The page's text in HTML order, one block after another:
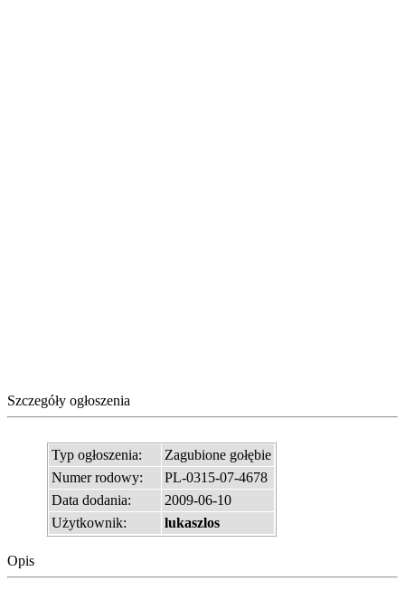
Szczegóły ogłoszenia
Typ ogłoszenia:
Zagubione gołębie
Numer rodowy:
PL-0315-07-4678
Data dodania:
2009-06-10
Użytkownik:
lukaszlos
Opis